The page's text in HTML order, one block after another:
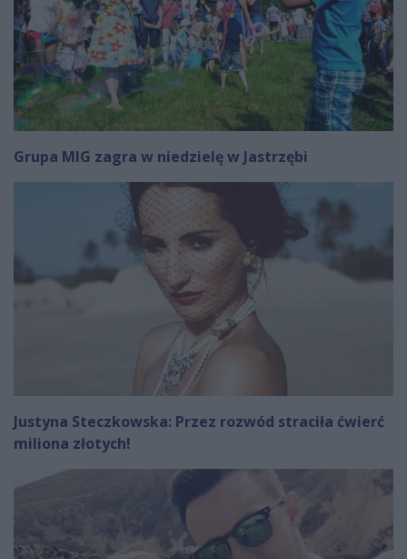
Grupa MIG zagra w niedzielę w Jastrzębi
Justyna Steczkowska: Przez rozwód straciła ćwierć
miliona złotych!